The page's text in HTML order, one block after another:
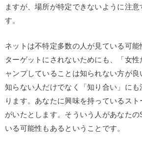
ますが、場所が特定できないように注意
す。
ネットは不特定多数の人が見ている可能
ターゲットにされないためにも、「女
ャンプしていることは知られない方が良
知らない人だけでなく「知り合い」に
ります。あなたに興味を持っているス
がいたとします。そういう人があなた
いる可能性もあるということです。